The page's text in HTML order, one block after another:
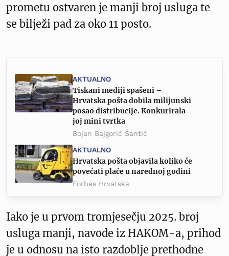
prometu ostvaren je manji broj usluga te
se bilježi pad za oko 11 posto.
AKTUALNO
Tiskani mediji spašeni –
Hrvatska pošta dobila milijunski
posao distribucije. Konkurirala
joj mini tvrtka
Bojan Bajgorić Šantić
AKTUALNO
Hrvatska pošta objavila koliko će
povećati plaće u narednoj godini
Forbes Hrvatska
Iako je u prvom tromjesečju 2025. broj
usluga manji, navode iz HAKOM-a, prihod
je u odnosu na isto razdoblje prethodne